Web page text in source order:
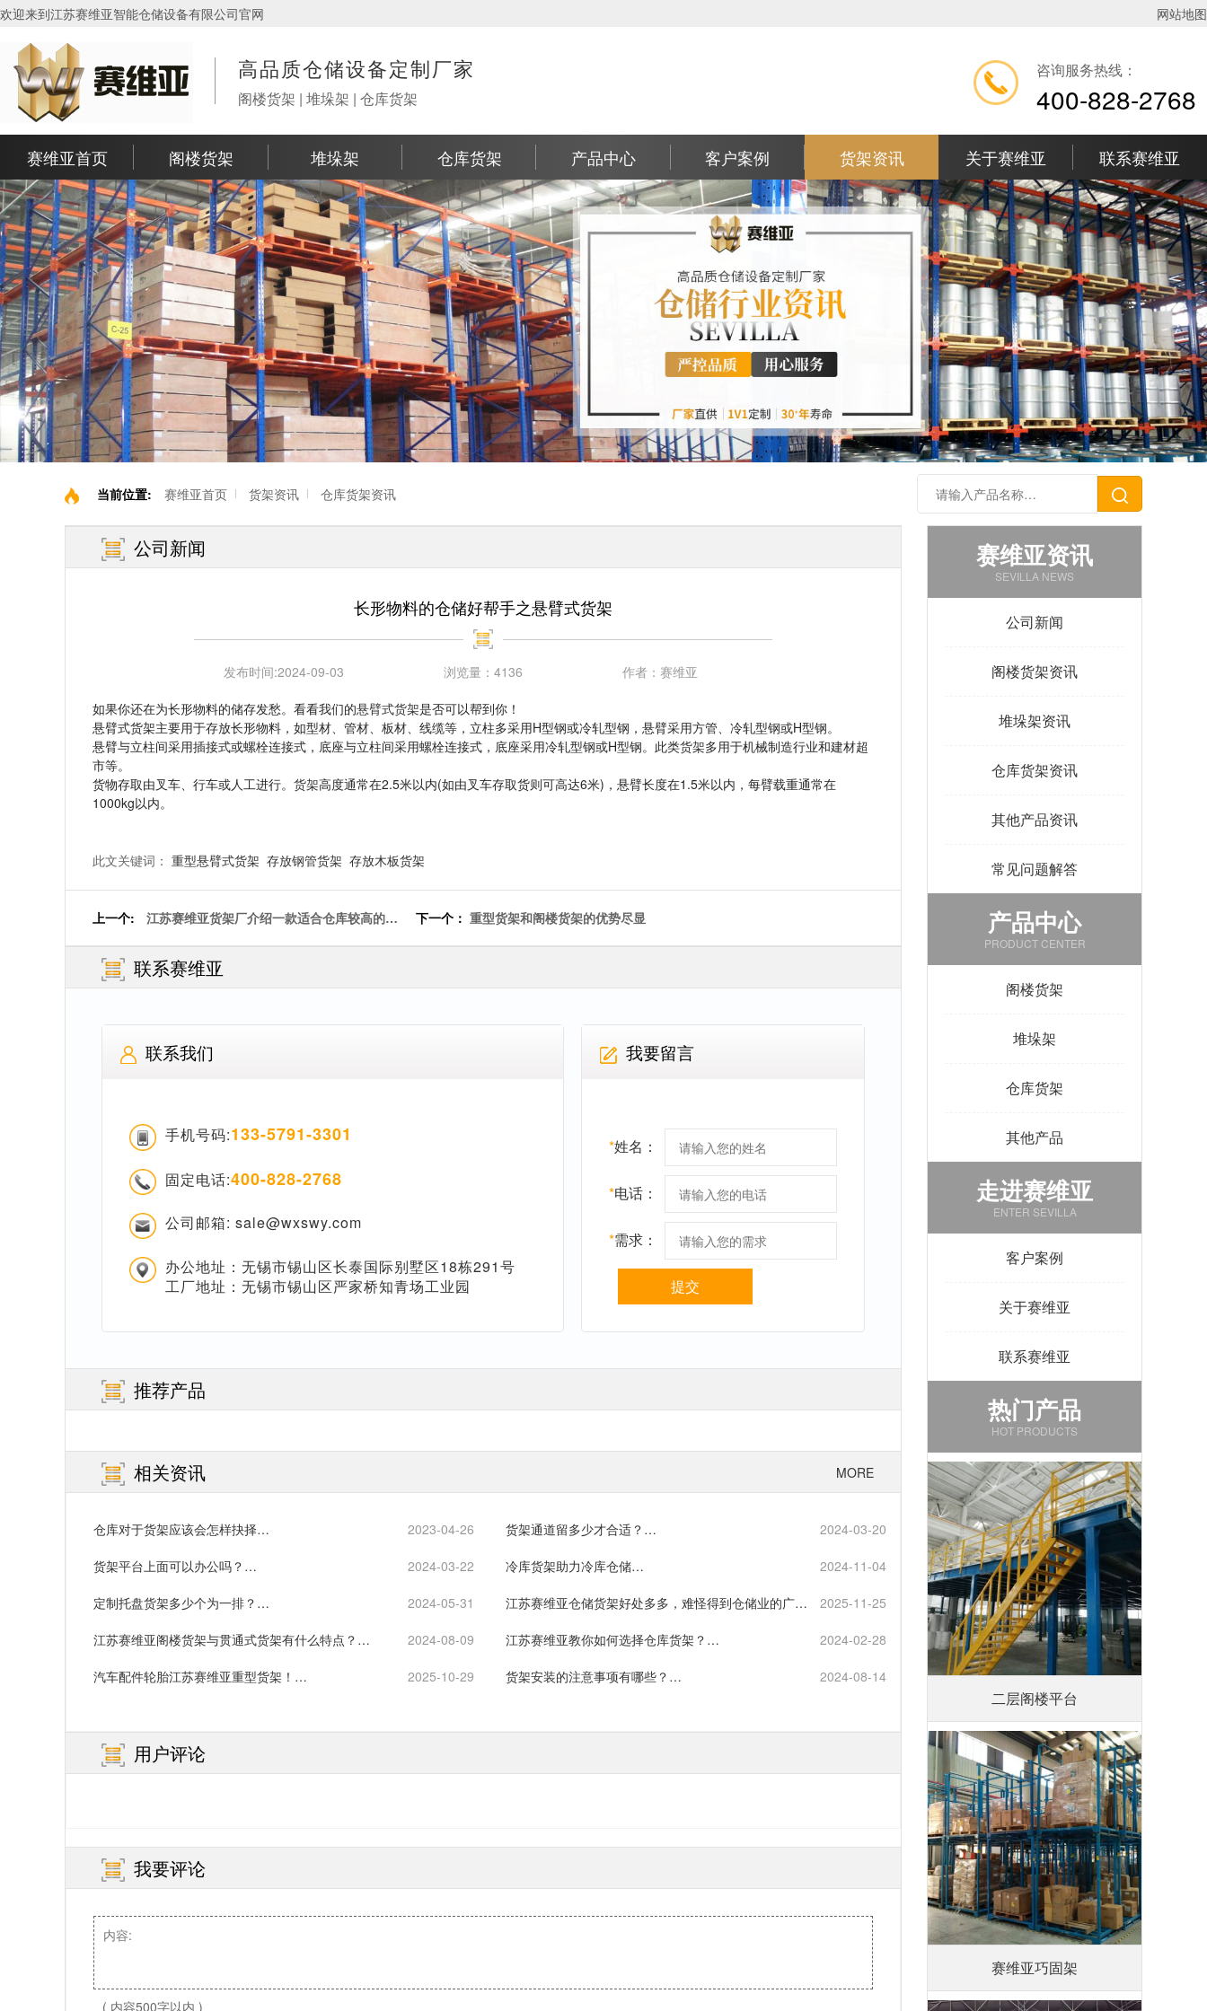
欢迎来到江苏赛维亚智能仓储设备有限公司官网 网站地图
高品质仓储设备定制厂家
阁楼货架 | 堆垛架 | 仓库货架
咨询服务热线：
400-828-2768
赛维亚首页 阁楼货架 堆垛架 仓库货架 产品中心 客户案例 货架资讯 关于赛维亚 联系赛维亚
当前位置: 赛维亚首页 货架资讯 仓库货架资讯
公司新闻
长形物料的仓储好帮手之悬臂式货架
发布时间:2024-09-03 浏览量： 4136 作者： 赛维亚
如果你还在为长形物料的储存发愁。看看我们的悬臂式货架是否可以帮到你！
悬臂式货架主要用于存放长形物料，如型材、管材、板材、线缆等，立柱多采用H型钢或冷轧型钢，悬臂采用方管、冷轧型钢或H型钢。
悬臂与立柱间采用插接式或螺栓连接式，底座与立柱间采用螺栓连接式，底座采用冷轧型钢或H型钢。此类货架多用于机械制造行业和建材超
市等。
货物存取由叉车、行车或人工进行。 货架高度通常在2.5米以内(如由叉车存取货则可高达6米)，悬臂长度在1.5米以内，每臂载重通常在
1000kg以内。
此文关键词： 重型悬臂式货架 存放钢管货架 存放木板货架
上一个:
江苏赛维亚货架厂介绍一款适合仓库较高的货
下一个： 重型货架和阁楼货架的优势尽显
联系赛维亚
联系我们
手机号码:133-5791-3301
固定电话:400-828-2768
公司邮箱: sale@wxswy.com
办公地址：无锡市锡山区长泰国际别墅区18栋291号
工厂地址：无锡市锡山区严家桥知青场工业园
我要留言
*姓名：
*电话：
*需求：
提交
推荐产品
相关资讯 MORE
仓库对于货架应该会怎样抉择… 2023-04-26 货架通道留多少才合适？… 2024-03-20
货架平台上面可以办公吗？… 2024-03-22 冷库货架助力冷库仓储… 2024-11-04
定制托盘货架多少个为一排？… 2024-05-31
江苏赛维亚仓储货架好处多多，难怪得到仓储业的广泛
2025-11-25
江苏赛维亚阁楼货架与贯通式货架有什么特点？… 2024-08-09 江苏赛维亚教你如何选择仓库货架？… 2024-02-28
汽车配件轮胎江苏赛维亚重型货架！… 2025-10-29 货架安装的注意事项有哪些？… 2024-08-14
用户评论
我要评论
( 内容500字以内 )
赛维亚资讯
SEVILLA NEWS
公司新闻
阁楼货架资讯
堆垛架资讯
仓库货架资讯
其他产品资讯
常见问题解答
产品中心
PRODUCT CENTER
阁楼货架
堆垛架
仓库货架
其他产品
走进赛维亚
ENTER SEVILLA
客户案例
关于赛维亚
联系赛维亚
热门产品
HOT PRODUCTS
二层阁楼平台
赛维亚巧固架